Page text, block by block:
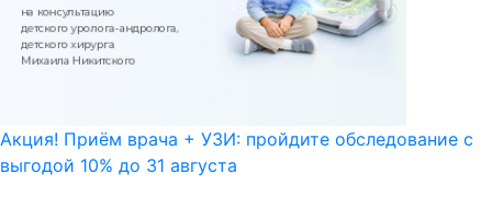
Акция! Приём врача + УЗИ: пройдите обследование с
выгодой 10% до 31 августа